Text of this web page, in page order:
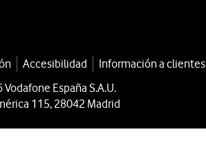
Accesibilidad Información a clientes
España S.A.U.
115, 28042 Madrid